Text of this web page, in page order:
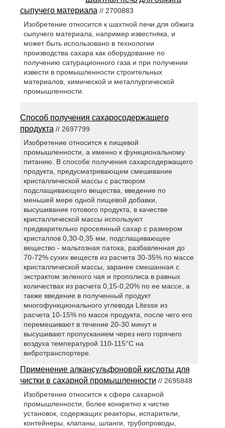
сыпучего материала // 2700883
Изобретение относится к шахтной печи для обжига
сыпучего материала, например известняка, и
может быть использовано в технологии
производства сахара как оборудование по
получению сатурационного газа и при получении
извести в промышленности строительных
материалов, химической и металлургической
промышленности.
Способ получения сахаросодержащего
продукта // 2697799
Изобретение относится к пищевой
промышленности, а именно к функциональному
питанию. В способе получения сахарсодержащего
продукта, предусматривающем смешивание
кристаллической массы с раствором
подслащивающего вещества, введение по
меньшей мере одной пищевой добавки,
высушивание готового продукта, в качестве
кристаллической массы используют
предварительно просеянный сахар с размером
кристаллов 0,30-0,35 мм, подслащивающее
вещество - мальтозная патока, разбавленная до
70-72% сухих веществ из расчета 30-35% по массе
кристаллической массы, заранее смешанная с
экстрактом зеленого чая и прополиса в равных
количествах из расчета 0,15-0,20% по ее массе, а
также введение в полученный продукт
многофункционального углевода Litesse из
расчета 10-15% по массе продукта, после чего его
перемешивают в течение 20-30 минут и
высушивают пропусканием через него горячего
воздуха температурой 110-115°С на
вибротранспортере.
Применение алкансульфоновой кислоты для
чистки в сахарной промышленности // 2695848
Изобретение относится к сфере сахарной
промышленности, более конкретно к чистке
установок, содержащих реакторы, испарители,
контейнеры, клапаны, шланги, трубопроводы,